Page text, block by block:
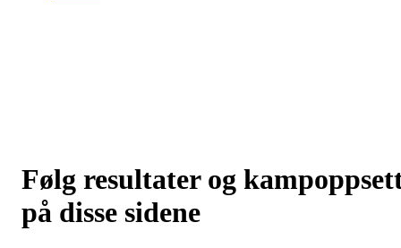
Følg resultater og
på disse sidene